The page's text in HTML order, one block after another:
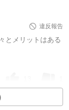
違反報告
とメリットはある